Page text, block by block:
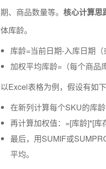
期、商品数量等。 核心计算思
体库龄。
库龄=当前日期-入库日期（
加权平均库龄=（每个商品
以Excel表格为例，假设有如
在新列计算每个SKU的库
再计算加权值：=[库龄]*[库
最后，用SUMIF或
平均。